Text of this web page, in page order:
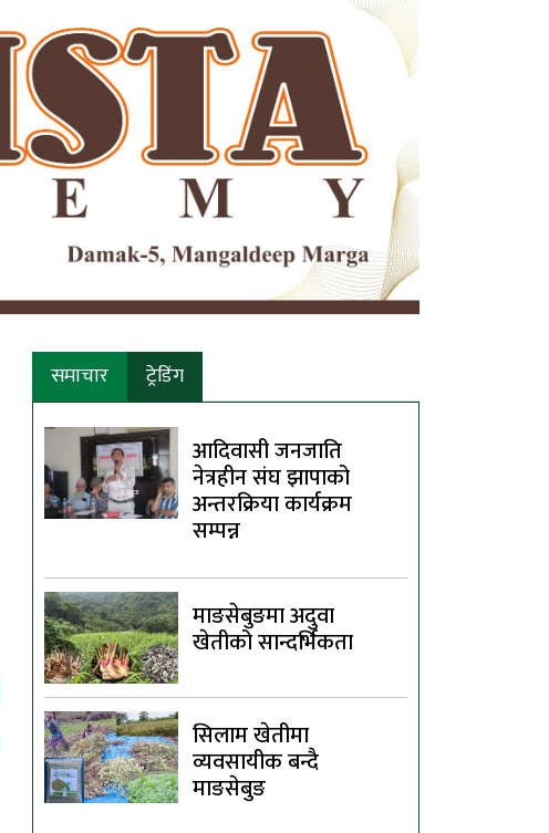
समाचार ट्रेडिंग
आदिवासी जनजाति
नेत्रहीन संघ झापाको
अन्तरक्रिया कार्यक्रम
सम्पन्न
माङसेबुङमा अदुवा
खेतीको सान्दर्भिकता
सिलाम खेतीमा
व्यवसायीक बन्दै
माङसेबुङ